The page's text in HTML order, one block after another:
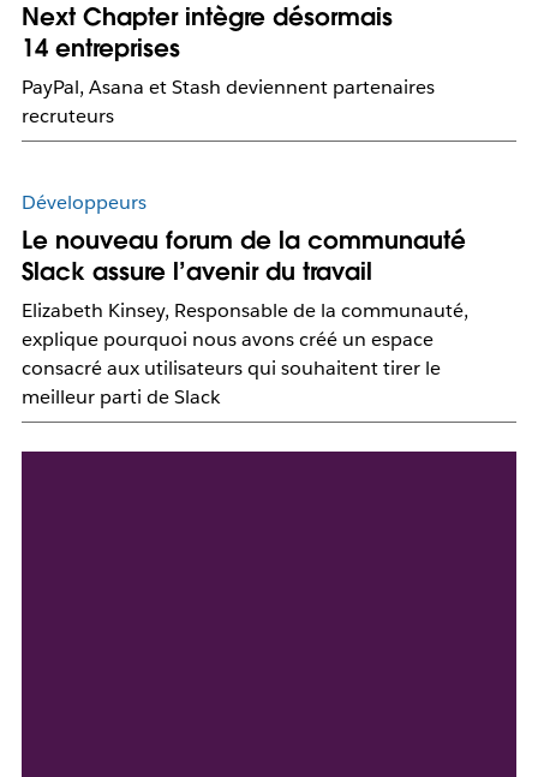
Next Chapter intègre désormais
14 entreprises
PayPal, Asana et Stash deviennent partenaires
recruteurs
Développeurs
Le nouveau forum de la communauté
Slack assure l’avenir du travail
Elizabeth Kinsey, Responsable de la communauté,
explique pourquoi nous avons créé un espace
consacré aux utilisateurs qui souhaitent tirer le
meilleur parti de Slack